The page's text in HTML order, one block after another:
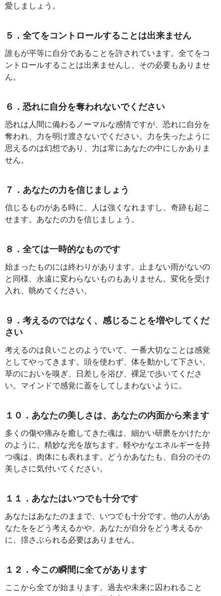
愛しましょう。
５．全てをコントロールすることは出来ません
誰もが平等に自分であることを許されています。全てをコ
ントロールすることは出来ませんし、その必要もありませ
ん。
６．恐れに自分を奪われないでください
恐れは人間に備わるノーマルな感情ですが、恐れに自分を
奪われ、力を明け渡さないでください。力を失ったように
思えるのは幻想であり、力は常にあなたの中にしかありま
せん。
７．あなたの力を信じましょう
信じるものがある時に、人は強くなれますし、奇跡も起こ
せます。あなたの力を信じましょう。
８．全ては一時的なものです
始まったものには終わりがあります。止まない雨がないの
と同様、永遠に変わらないものもありません。変化を受け
入れ、眺めてください。
９．考えるのではなく、感じることを増やしてくだ
さい
考えるのは良いことのようでいて、一番大切なことは感覚
としてやってきます。頭を使わず、体を動かして下さい。
草のにおいを嗅ぎ、日差しを浴び、裸足で歩いてくださ
い。マインドで感覚に蓋をしてしまわないように。
１０．あなたの美しさは、あなたの内面から来ます
多くの傷や痛みを癒してきた魂は、細かい研磨をかけたか
のように、精妙な光を放ちます。軽やかなエネルギーを持
つ魂は、肉体にも表れます。どうかあなたも、自分のその
美しさに気付いてください。
１１．あなたはいつでも十分です
あなたはあなたのままで、いつでも十分です。他の人があ
なたををどう考えるかや、あなたが自分をどう考えるか
に、揺さぶられる必要はありません。
１２．今この瞬間に全てがあります
ここから全てが始まります。過去や未来に囚われること